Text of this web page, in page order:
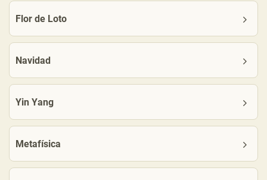
Flor de Loto
Navidad
Yin Yang
Metafísica